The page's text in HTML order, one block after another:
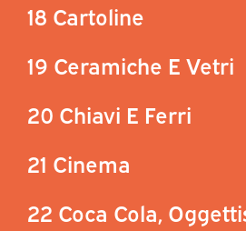
18 Cartoline
19 Ceramiche E Vetri
20 Chiavi E Ferri
21 Cinema
22 Coca Cola,